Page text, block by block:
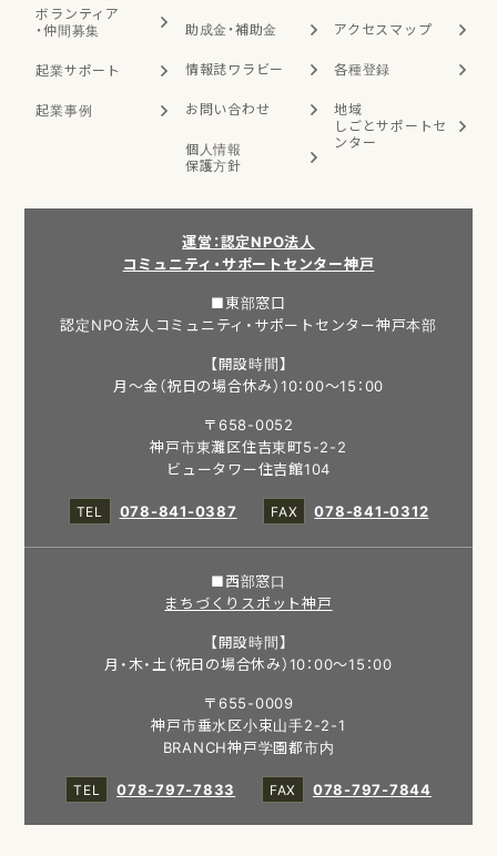
ボランティア
・仲間募集
起業サポート
起業事例
助成金・補助金
情報誌ワラビー
お問い合わせ
個人情報
保護方針
アクセスマップ
各種登録
地域
しごとサポートセ
ンター
運営：認定NPO法人
コミュニティ・サポートセンター神戸
■東部窓口
認定NPO法人コミュニティ・サポートセンター神戸本部
【開設時間】
月～金（祝日の場合休み）10：00～15：00
〒658-0052
神戸市東灘区住吉東町5-2-2
ビュータワー住吉館104
078-841-0387
078-841-0312
■西部窓口
まちづくりスポット神戸
【開設時間】
月・木・土（祝日の場合休み）10：00～15：00
〒655-0009
神戸市垂水区小束山手2-2-1
BRANCH神戸学園都市内
078-797-7833
078-797-7844